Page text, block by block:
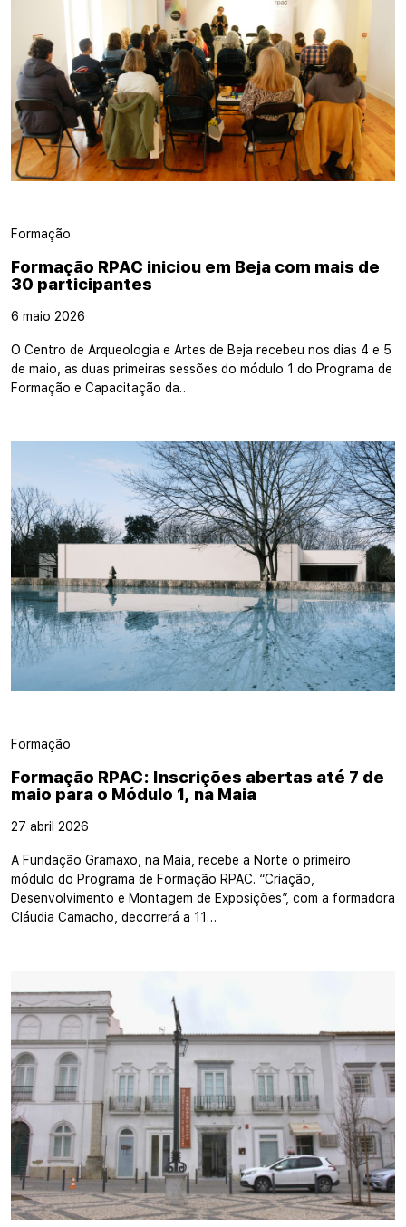
Formação
Formação RPAC iniciou em Beja com mais de
30 participantes
6 maio 2026
O Centro de Arqueologia e Artes de Beja recebeu nos dias 4 e 5
de maio, as duas primeiras sessões do módulo 1 do Programa de
Formação e Capacitação da…
Formação
Formação RPAC: Inscrições abertas até 7 de
maio para o Módulo 1, na Maia
27 abril 2026
A Fundação Gramaxo, na Maia, recebe a Norte o primeiro
módulo do Programa de Formação RPAC. “Criação,
Desenvolvimento e Montagem de Exposições”, com a formadora
Cláudia Camacho, decorrerá a 11…